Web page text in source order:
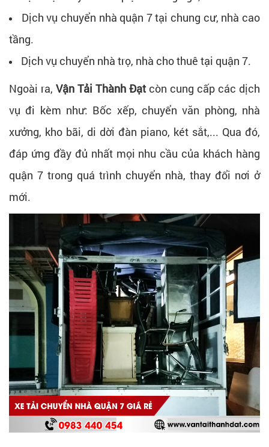
Dịch vụ chuyển nhà quận 7 tại chung cư, nhà cao
tầng.
Dịch vụ chuyển nhà trọ, nhà cho thuê tại quận 7.
Ngoài ra, Vận Tải Thành Đạt còn cung cấp các dịch
vụ đi kèm như: Bốc xếp, chuyển văn phòng, nhà
xưởng, kho bãi, di dời đàn piano, két sắt,... Qua đó,
đáp ứng đầy đủ nhất mọi nhu cầu của khách hàng
quận 7 trong quá trình chuyển nhà, thay đổi nơi ở
mới.